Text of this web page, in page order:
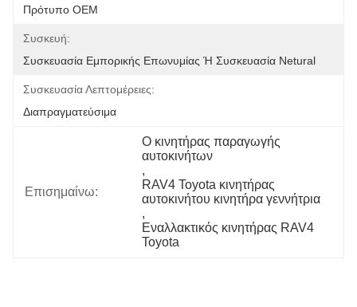
Πρότυπο OEM
Συσκευή:
Συσκευασία Εμπορικής Επωνυμίας Ή Συσκευασία Netural
Συσκευασία Λεπτομέρειες:
Διαπραγματεύσιμα
Επισημαίνω:
Ο κινητήρας παραγωγής
αυτοκινήτων
,
RAV4 Toyota κινητήρας
αυτοκινήτου κινητήρα γεννήτρια
,
Εναλλακτικός κινητήρας RAV4
Toyota